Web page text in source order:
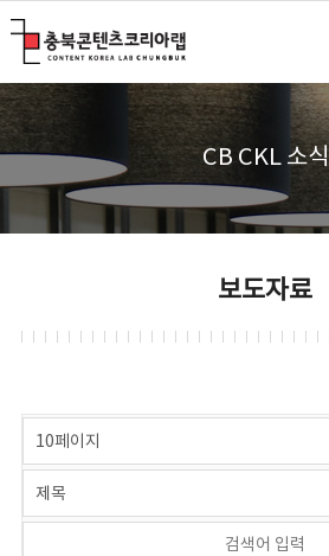
CB CKL 소식
보도자료